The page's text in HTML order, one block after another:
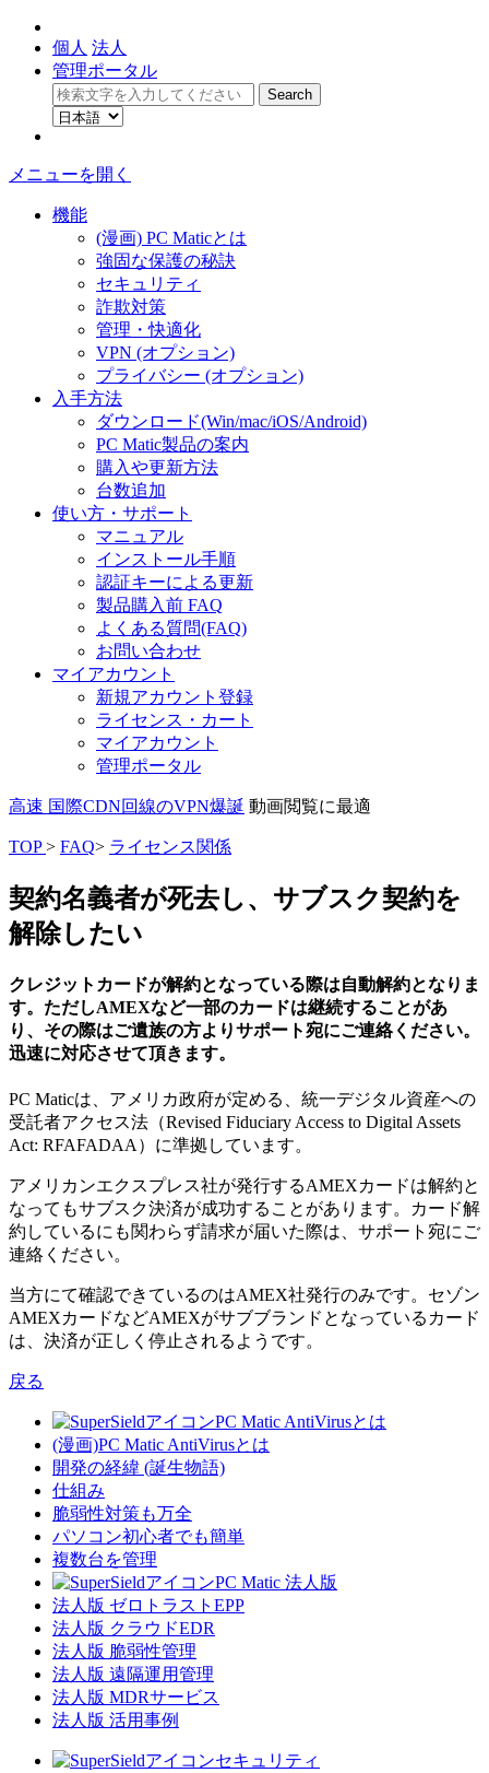
個人 法人
管理ポータル
メニューを開く
機能
(漫画) PC Maticとは
強固な保護の秘訣
セキュリティ
詐欺対策
管理・快適化
VPN (オプション)
プライバシー (オプション)
入手方法
ダウンロード(Win/mac/iOS/Android)
PC Matic製品の案内
購入や更新方法
台数追加
使い方・サポート
マニュアル
インストール手順
認証キーによる更新
製品購入前 FAQ
よくある質問(FAQ)
お問い合わせ
マイアカウント
新規アカウント登録
ライセンス・カート
マイアカウント
管理ポータル
高速 国際CDN回線のVPN爆誕 動画閲覧に最適
TOP> FAQ> ライセンス関係
契約名義者が死去し、サブスク契約を
解除したい
クレジットカードが解約となっている際は自動解約となりま
す。ただしAMEXなど一部のカードは継続することがあ
り、その際はご遺族の方よりサポート宛にご連絡ください。
迅速に対応させて頂きます。
PC Maticは、アメリカ政府が定める、統一デジタル資産への
受託者アクセス法（Revised Fiduciary Access to Digital Assets
Act: RFAFADAA）に準拠しています。
アメリカンエクスプレス社が発行するAMEXカードは解約と
なってもサブスク決済が成功することがあります。カード解
約しているにも関わらず請求が届いた際は、サポート宛にご
連絡ください。
当方にて確認できているのはAMEX社発行のみです。セゾン
AMEXカードなどAMEXがサブブランドとなっているカード
は、決済が正しく停止されるようです。
戻る
PC Matic AntiVirusとは
(漫画)PC Matic AntiVirusとは
開発の経緯 (誕生物語)
仕組み
脆弱性対策も万全
パソコン初心者でも簡単
複数台を管理
PC Matic 法人版
法人版 ゼロトラストEPP
法人版 クラウドEDR
法人版 脆弱性管理
法人版 遠隔運用管理
法人版 MDRサービス
法人版 活用事例
セキュリティ